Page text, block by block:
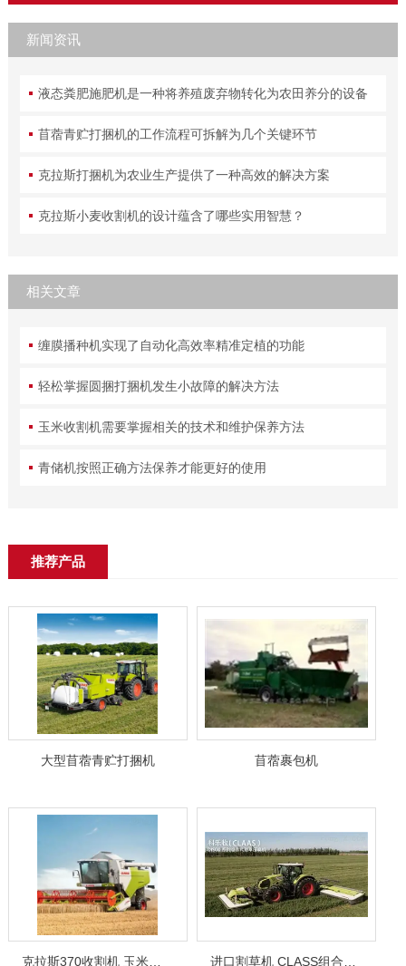
新闻资讯
液态粪肥施肥机是一种将养殖废弃物转化为农田养分的设备
苜蓿青贮打捆机的工作流程可拆解为几个关键环节
克拉斯打捆机为农业生产提供了一种高效的解决方案
克拉斯小麦收割机的设计蕴含了哪些实用智慧？
相关文章
缠膜播种机实现了自动化高效率精准定植的功能
轻松掌握圆捆打捆机发生小故障的解决方法
玉米收割机需要掌握相关的技术和维护保养方法
青储机按照正确方法保养才能更好的使用
推荐产品
大型苜蓿青贮打捆机 苜蓿裹包机
克拉斯370收割机 玉米收割机